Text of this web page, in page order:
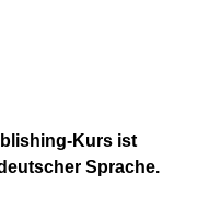
Kurs ist
Sprache.